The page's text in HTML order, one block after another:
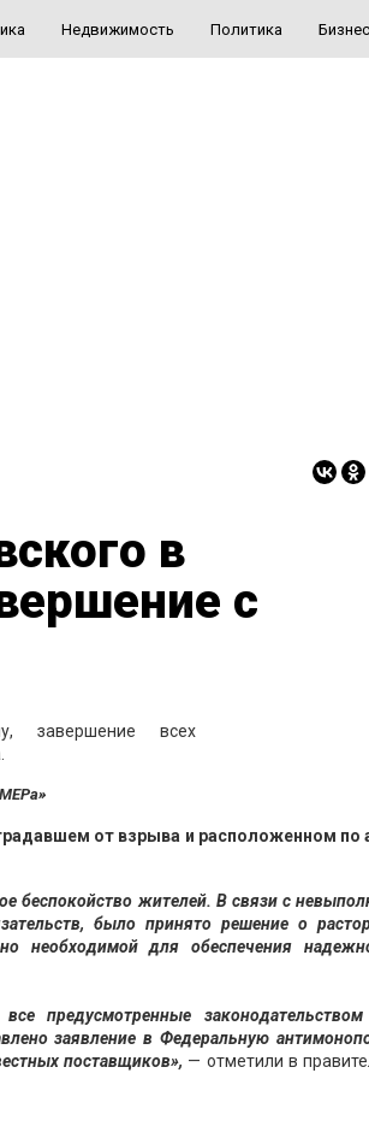
Недвижимость Политика Бизнес
в
с
от взрыва и расположенном по
беспокойство жителей. В связи с
было принято решение о
необходимой для обеспечения
предусмотренные
заявление в Федеральную
поставщиков», — отметили в